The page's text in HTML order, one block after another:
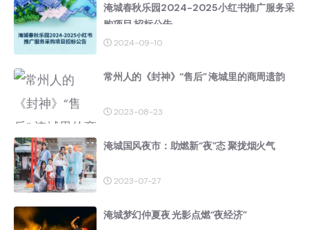
淹城春秋乐园2024-2025小红书推广服务采
购项目 招标公告
2024-09-10
常州人的《封神》“售后” 淹城里的商周遗韵
2023-08-23
淹城国风夜市：助燃新“夜”态 聚拢烟火气
2023-07-27
淹城梦幻仲夏夜 光影点燃“夜经济”